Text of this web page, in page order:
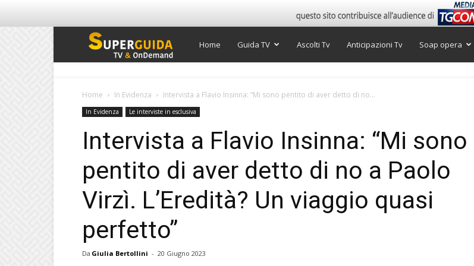
Super
TV
Home Guida TV Ascolti Tv Anticipazioni Tv Soap opera
Home In Evidenza Intervista a Flavio Insinna: “Mi sono pentito di aver detto di no...
In Evidenza Le interviste in esclusiva
Intervista a Flavio Insinna: “Mi sono
pentito di aver detto di no a Paolo
Virzì. L’Eredità? Un viaggio quasi
perfetto”
Da Giulia Bertollini - 20 Giugno 2023